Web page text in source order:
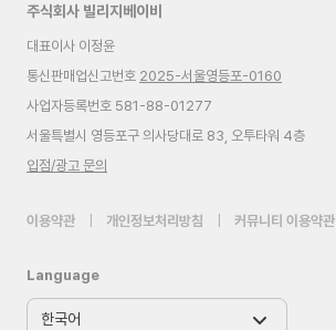
주식회사 빌리지베이비
대표이사 이정윤
통신판매업신고번호 2025-서울영등포-0160
사업자등록번호 581-88-01277
서울특별시 영등포구 의사당대로 83, 오투타워 4층
입점/광고 문의
이용약관 개인정보처리방침 커뮤니티 이용약관
Language